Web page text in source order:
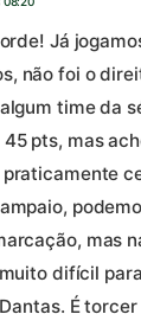
Já
não foi o
time da
pts, mas
mas
difícil
É